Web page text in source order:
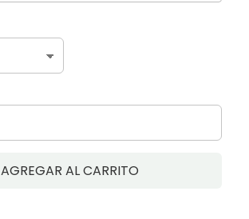
AGREGAR AL CARRITO